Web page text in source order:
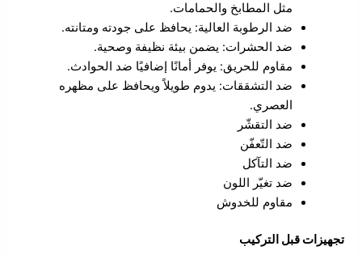
مثل المطابخ والحمامات.
ضد الرطوبة العالية: يحافظ على جودته ومتانته.
ضد الحشرات: يضمن بيئة نظيفة وصحية.
مقاوم للحريق: يوفر أمانًا إضافيًا ضد الحوادث.
ضد التشققات: يدوم طويلاً ويحافظ على مظهره
العصري.
ضد التقشّر
ضد التّعفّن
ضد التآكل
ضد تغيّر اللون
مقاوم للخدوش
تجهيزات قبل التركيب